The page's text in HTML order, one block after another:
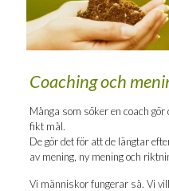
Coaching och
Många som söker en coach
fikt mål.
De gör det för att de läng­tar
av mening, ny mening och
Vi män­ni­skor fun­ge­rar så. Vi